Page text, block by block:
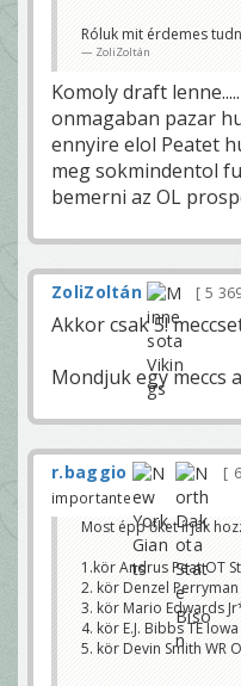
Róluk mit érdemes
ZoliZoltán
Komoly draft
onmagaban pazar
ennyire elol Peatet
meg sokmindentol
bemerni az OL
ZoliZoltán 5
Akkor csak 5!
Mondjuk egy meccs
r.baggio
importante
Most épp őket írják
1.kör Andrus Peat OT
2. kör Denzel
3. kör Mario Edwards
4. kör E.J. Bibbs TE
5. kör Devin Smith WR